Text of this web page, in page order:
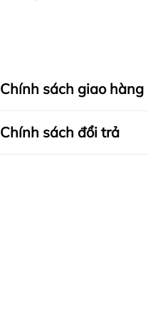
Chính sách giao hàng
Chính sách đổi trả